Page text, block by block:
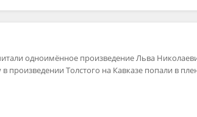
одноимённое произведение Льва
произведении Толстого на Кавказе попали в